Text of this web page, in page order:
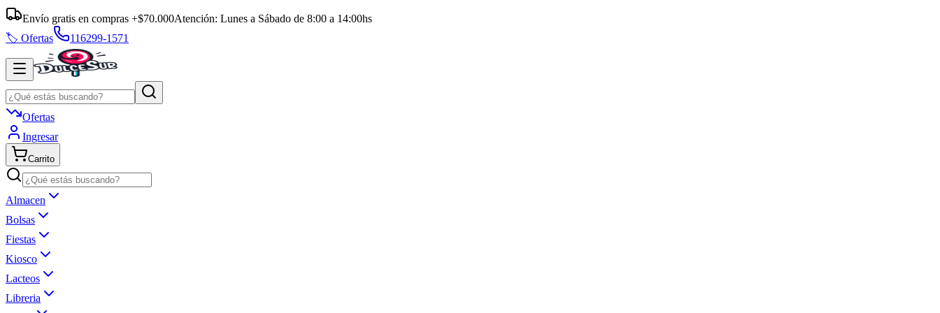
Envío gratis en compras +$70.000Atención: Lunes a Sábado de 8:00 a 14:00hs
🏷️ Ofertas
116299-1571
Ofertas
Ingresar
Carrito
Almacen
Bolsas
Fiestas
Kiosco
Lacteos
Libreria